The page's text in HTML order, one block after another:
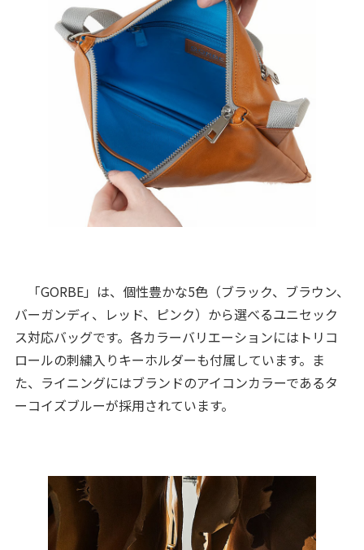
「GORBE」は、個性豊かな5色（ブラック、ブラウン、
バーガンディ、レッド、ピンク）から選べるユニセック
ス対応バッグです。各カラーバリエーションにはトリコ
ロールの刺繍入りキーホルダーも付属しています。ま
た、ライニングにはブランドのアイコンカラーであるタ
ーコイズブルーが採用されています。